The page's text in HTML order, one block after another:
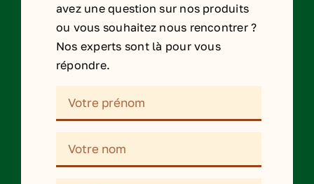
avez une question sur nos produits
ou vous souhaitez nous rencontrer ?
Nos experts sont là pour vous
répondre.